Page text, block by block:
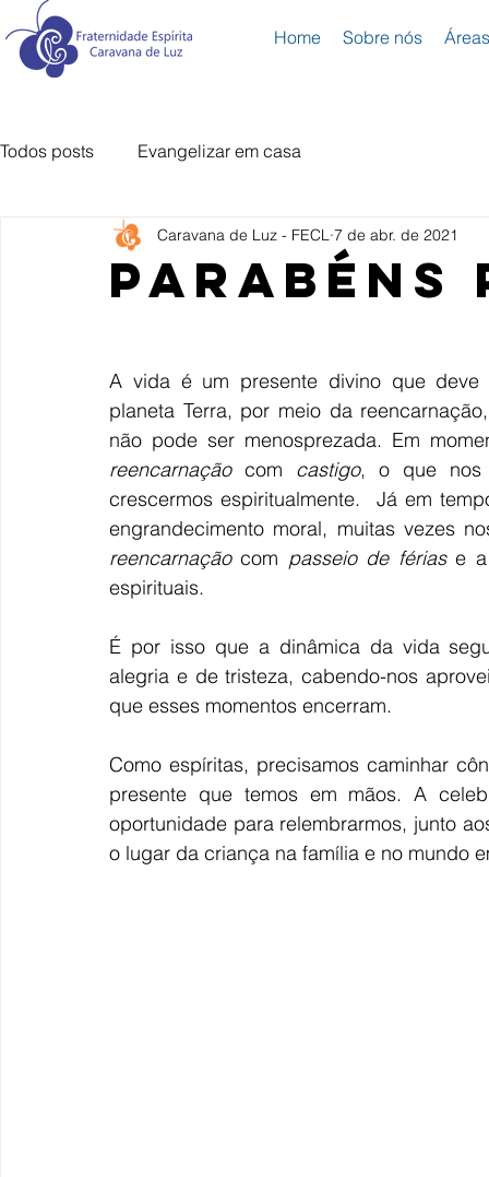
Home Sobre nós
Todos posts Evangelizar em casa
parabéns
Caravana de Luz - FECL 7 de abr. de 2021
A vida é um presente divino que deve
planeta Terra, por meio da
reencarnação com castigo, o que nos
crescermos espiritualmente.  Já em
reencarnação com passeio de férias e a
espirituais.
É por isso que a dinâmica da vida
alegria e de tristeza, cabendo-nos
que esses momentos encerram.
Como espíritas, precisamos caminhar
presente que temos em mãos. A
oportunidade para relembrarmos, junto
o lugar da criança na família e no mundo